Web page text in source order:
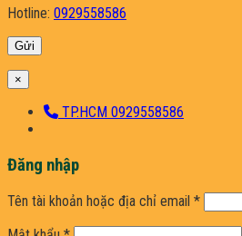
Hotline: 0929558586
×
TP.HCM 0929558586
Đăng nhập
Tên tài khoản hoặc địa chỉ email *Bắt
buộc